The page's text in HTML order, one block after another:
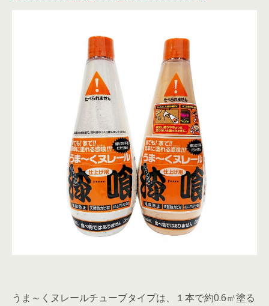
うま～くヌレールチューブタイプは、１本で約0.6㎡塗る